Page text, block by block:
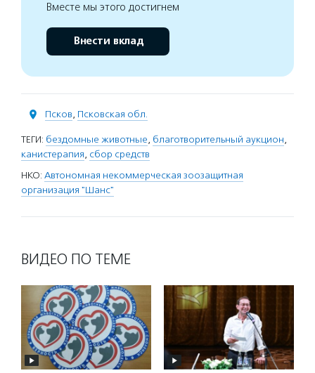
Вместе мы этого достигнем
Внести вклад
Псков, Псковская обл.
ТЕГИ: бездомные животные, благотворительный аукцион,
канистерапия, сбор средств
НКО: Автономная некоммерческая зоозащитная
организация "Шанс"
ВИДЕО ПО ТЕМЕ